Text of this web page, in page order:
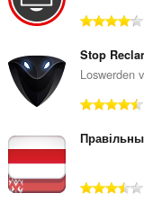
t
Stop
Loswerden
t